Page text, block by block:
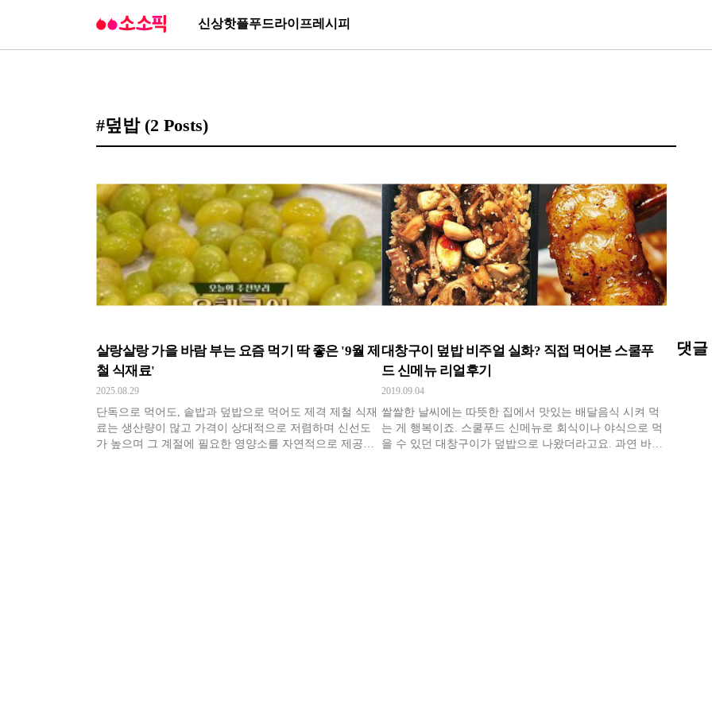
신상핫플푸드라이프레시피
#덮밥 (2 Posts)
살랑살랑 가을 바람 부는 요즘 먹기 딱 좋은 '9월 제
철 식재료'
2025.08.29
단독으로 먹어도, 솥밥과 덮밥으로 먹어도 제격 제철 식재
료는 생산량이 많고 가격이 상대적으로 저렴하며 신선도
가 높으며 그 계절에 필요한 영양소를 자연적으로 제공한
대창구이 덮밥 비주얼 실화? 직접 먹어본 스쿨푸
드 신메뉴 리얼후기
2019.09.04
쌀쌀한 날씨에는 따뜻한 집에서 맛있는 배달음식 시켜 먹
는 게 행복이죠. 스쿨푸드 신메뉴로 회식이나 야식으로 먹
을 수 있던 대창구이가 덮밥으로 나왔더라고요. 과연 바로
댓